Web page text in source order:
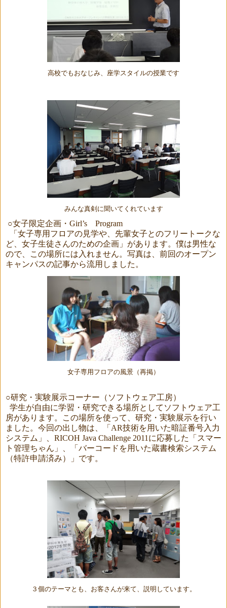
高校でもおなじみ、座学スタイルの授業です
みんな真剣に聞いてくれています
○女子限定企画・ Girl’s
Program
「女子専用フロアの見学や、先輩女子とのフリートークな
ど、女子生徒さんのための企画 」があります。僕は男性な
ので、この場所には入れません。写真は、前回のオープン
キャンパスの記事から流用しました。
女子専用フロアの風景（再掲）
○研究・実験展示コーナー（ソフトウェア工房）
学生が自由に学習・研究できる場所としてソフトウェア工
房があります。この場所を使って、 研究・実験展示を行い
ました。今回の出し物は、「AR技術を用いた暗証番号入力
システム」、RICOH Java Challenge 2011に応募した「スマー
ト管理ちゃん」、「バーコードを用いた蔵書検索システム
（特許申請済み）」です。
３個のテーマとも、お客さんが来て、説明しています。